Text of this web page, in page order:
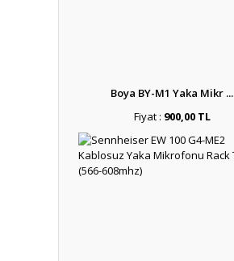
Boya BY-M1 Yaka Mikr ...
Fiyat : 900,00 TL